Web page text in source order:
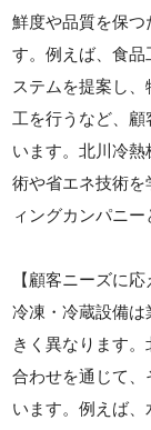
鮮度や品質を保
す。例えば、食
ステムを提案し
工を行うなど、
います。北川冷
術や省エネ技術
ィングカンパニー
【顧客ニーズに
冷凍・冷蔵設備
きく異なります
合わせを通じて、
います。例えば